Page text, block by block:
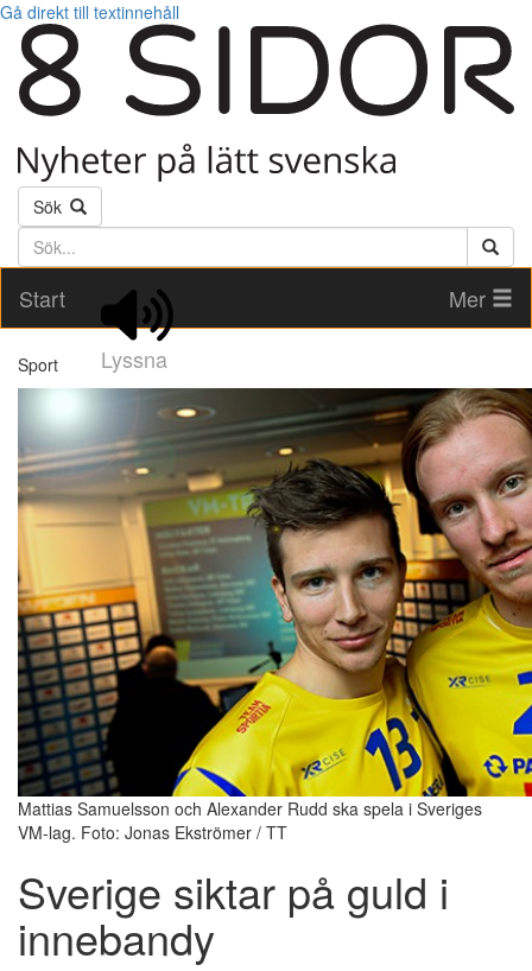
Gå direkt till textinnehåll
Sök
Söktext
Start
Lyssna
Mer
Sport
Mattias Samuelsson och Alexander Rudd ska spela i Sveriges
VM-lag. Foto: Jonas Ekströmer / TT
Sverige siktar på guld i
innebandy